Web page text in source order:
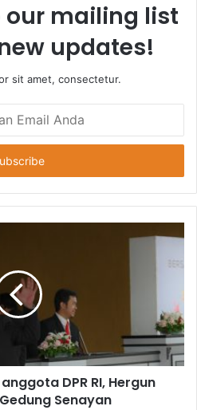
our mailing list
updates!
sit amet, consectetur.
DPR RI, Hergun
Senayan